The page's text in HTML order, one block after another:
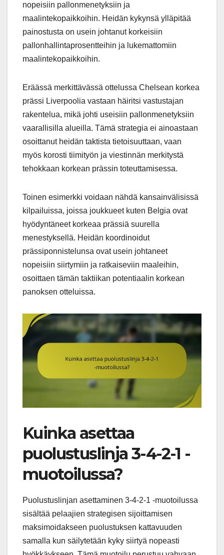
nopeisiin pallonmenetyksiin ja
maalintekopaikkoihin. Heidän kykynsä ylläpitää
painostusta on usein johtanut korkeisiin
pallonhallintaprosentteihin ja lukemattomiin
maalintekopaikkoihin.
Eräässä merkittävässä ottelussa Chelsean korkea
prässi Liverpoolia vastaan häiritsi vastustajan
rakentelua, mikä johti useisiin pallonmenetyksiin
vaarallisilla alueilla. Tämä strategia ei ainoastaan
osoittanut heidän taktista tietoisuuttaan, vaan
myös korosti tiimityön ja viestinnän merkitystä
tehokkaan korkean prässin toteuttamisessa.
Toinen esimerkki voidaan nähdä kansainvälisissä
kilpailuissa, joissa joukkueet kuten Belgia ovat
hyödyntäneet korkeaa prässiä suurella
menestyksellä. Heidän koordinoidut
prässiponnistelunsa ovat usein johtaneet
nopeisiin siirtymiin ja ratkaiseviin maaleihin,
osoittaen tämän taktiikan potentiaalin korkean
panoksen otteluissa.
Kuinka asettaa
puolustuslinja 3-4-2-1 -
muotoilussa?
Puolustuslinjan asettaminen 3-4-2-1 -muotoilussa
sisältää pelaajien strategisen sijoittamisen
maksimoidakseen puolustuksen kattavuuden
samalla kun säilytetään kyky siirtyä nopeasti